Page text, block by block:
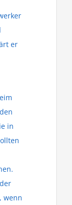
er
in
wenn